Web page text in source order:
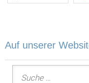
Auf unserer
Suche nach: